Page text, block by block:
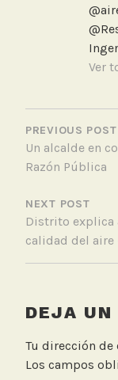
d
é
m
c
a
s
m
Ver
DE
PREVIOUS POST
Un alcalde en
Razón Pública
NEXT POST
Distrito explica
calidad del aire
DEJA UN
Tu dirección de
Los campos